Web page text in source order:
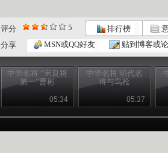
评分 5 排行榜
分享
MSN或QQ好友 贴到博客或
中华名将 “宋良将
第一”曹彬
05:34
中华名将 明代名
将与鸟枪
05:37